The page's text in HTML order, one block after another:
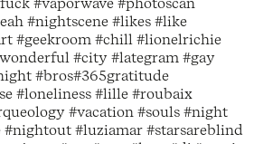
#nightscene #likes #like
#geekroom #chill #lionelrichie
#city #lategram #gay
#bros#365gratitude
#loneliness #lille #roubaix
#vacation #souls #night
#luziamar #starsareblind